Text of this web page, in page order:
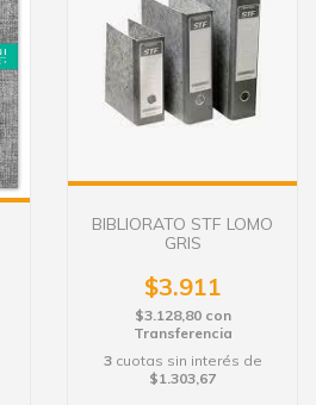
BIBLIORATO STF LOMO
GRIS
$3.911
$3.128,80 con
Transferencia
3 cuotas sin interés de
$1.303,67